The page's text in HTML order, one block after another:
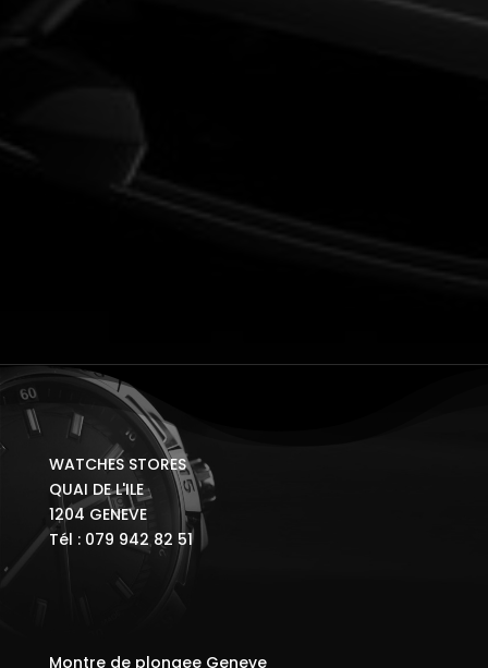
WATCHES STORES
QUAI DE L'ILE
1204 GENEVE
Tél : 079 942 82 51
Montre de plongee Geneve